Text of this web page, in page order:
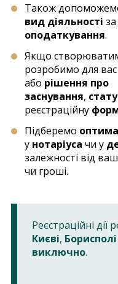
Також
вид діяльності
оподаткування.
Якщо
розробимо для вас
або рішення про
заснування,
реєстраційну
Підберемо
у нотаріуса чи у
залежності від
чи гроші.
Реєстраційні дії
Києві, Борисполі
виключно.